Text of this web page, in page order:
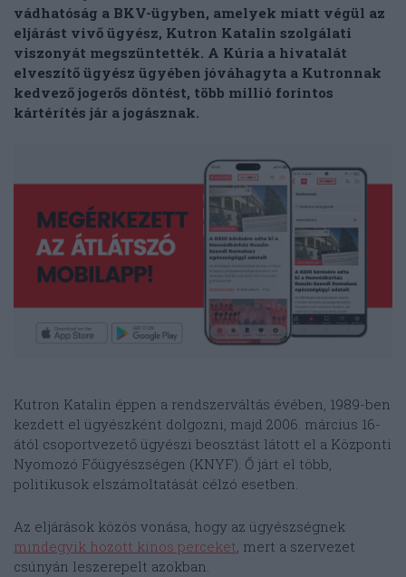
vádhatóság a BKV-ügyben, amelyek miatt végül az
eljárást vivő ügyész, Kutron Katalin szolgálati
viszonyát megszüntették. A Kúria a hivatalát
elveszítő ügyész ügyében jóváhagyta a Kutronnak
kedvező jogerős döntést, több millió forintos
kártérítés jár a jogásznak.
Kutron Katalin éppen a rendszerváltás évében, 1989-ben
kezdett el ügyészként dolgozni, majd 2006. március 16-
ától csoportvezető ügyészi beosztást látott el a Központi
Nyomozó Főügyészségen (KNYF). Ő járt el több,
politikusok elszámoltatását célzó esetben.
Az eljárások közös vonása, hogy az ügyészségnek
mindegyik hozott kínos perceket, mert a szervezet
csúnyán leszerepelt azokban.